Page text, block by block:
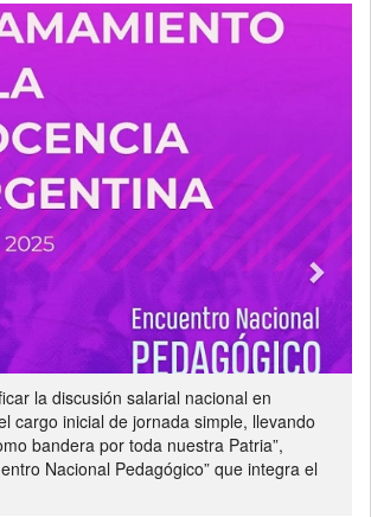
la discusión salarial nacional en
cargo inicial de jornada simple, llevando
bandera por toda nuestra Patria”,
Nacional Pedagógico” que integra el